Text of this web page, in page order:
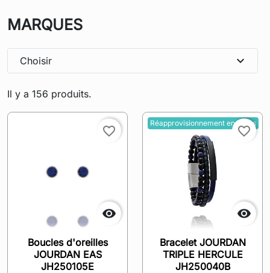
MARQUES
Il y a 156 produits.
Choisir expand_more

favorite_border
Boucles d'oreilles
JOURDAN EAS
JH250105E
Réapprovisionnement en cours

favorite_border
Bracelet JOURDAN
TRIPLE HERCULE
JH250040B